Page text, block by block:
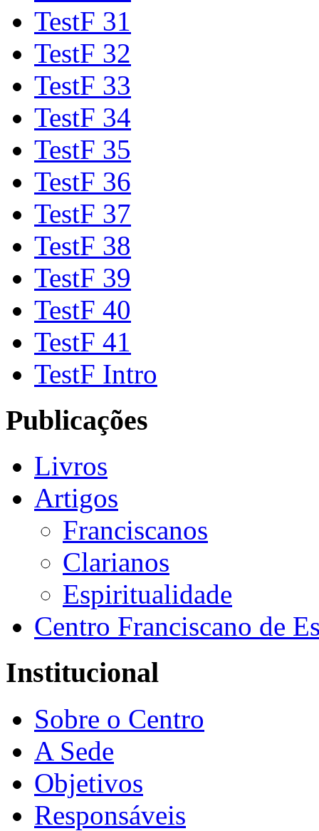
TestF 31
TestF 32
TestF 33
TestF 34
TestF 35
TestF 36
TestF 37
TestF 38
TestF 39
TestF 40
TestF 41
TestF Intro
Publicações
Livros
Artigos
Franciscanos
Clarianos
Espiritualidade
Centro Franciscano de
Institucional
Sobre o Centro
A Sede
Objetivos
Responsáveis